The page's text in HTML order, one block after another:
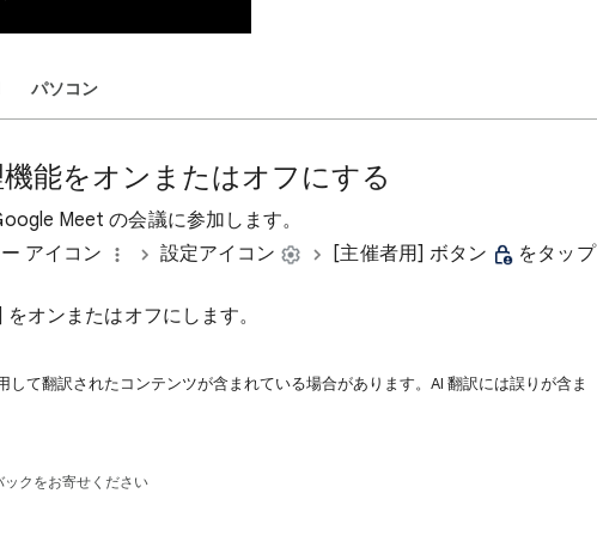
パソコン
能をオンまたはオフにする
Meet の会議に参加します。
アイコン 設定アイコン [主催者用] ボタン
をタップ
をオンまたはオフにします。
して翻訳されたコンテンツが含まれている場合があります。AI 翻訳には誤りが含ま
ックをお寄せください